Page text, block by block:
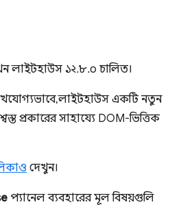
লাইটহাউস ১২.৮.০ চালিত।
লাইটহাউস একটি নতুন
প্রকারের সাহায্যে DOM-ভিত্তিক
দেখুন।
প্যানেল ব্যবহারের মূল বিষয়গুলি